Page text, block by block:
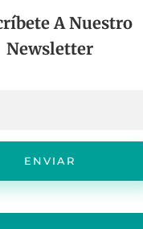
A Nuestro
Newsletter
ENVIAR